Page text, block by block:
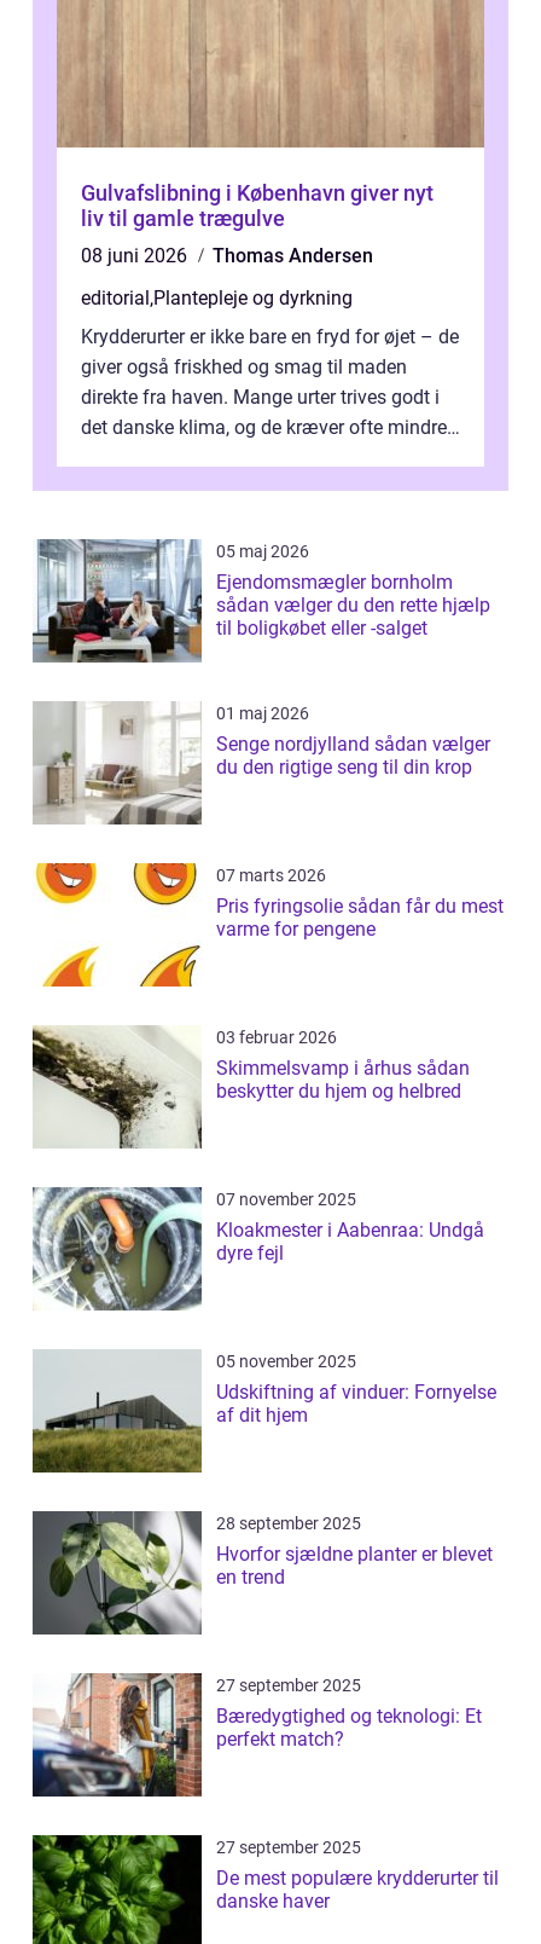
Gulvafslibning i København giver nyt
liv til gamle trægulve
08 juni 2026
Thomas Andersen
editorial ,Plantepleje og dyrkning
Krydderurter er ikke bare en fryd for øjet – de
giver også friskhed og smag til maden
direkte fra haven. Mange urter trives godt i
det danske klima, og de kræver ofte mindre
05 maj 2026
Ejendomsmægler bornholm
sådan vælger du den rette hjælp
til boligkøbet eller -salget
01 maj 2026
Senge nordjylland sådan vælger
du den rigtige seng til din krop
07 marts 2026
Pris fyringsolie sådan får du mest
varme for pengene
03 februar 2026
Skimmelsvamp i århus sådan
beskytter du hjem og helbred
07 november 2025
Kloakmester i Aabenraa: Undgå
dyre fejl
05 november 2025
Udskiftning af vinduer: Fornyelse
af dit hjem
28 september 2025
Hvorfor sjældne planter er blevet
en trend
27 september 2025
Bæredygtighed og teknologi: Et
perfekt match?
27 september 2025
De mest populære krydderurter til
danske haver